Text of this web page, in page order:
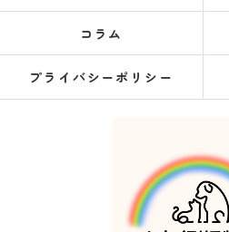
コラム
プライバシーポリシー